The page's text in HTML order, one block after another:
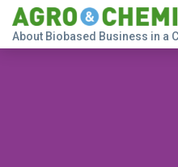
About Biobased Business in a